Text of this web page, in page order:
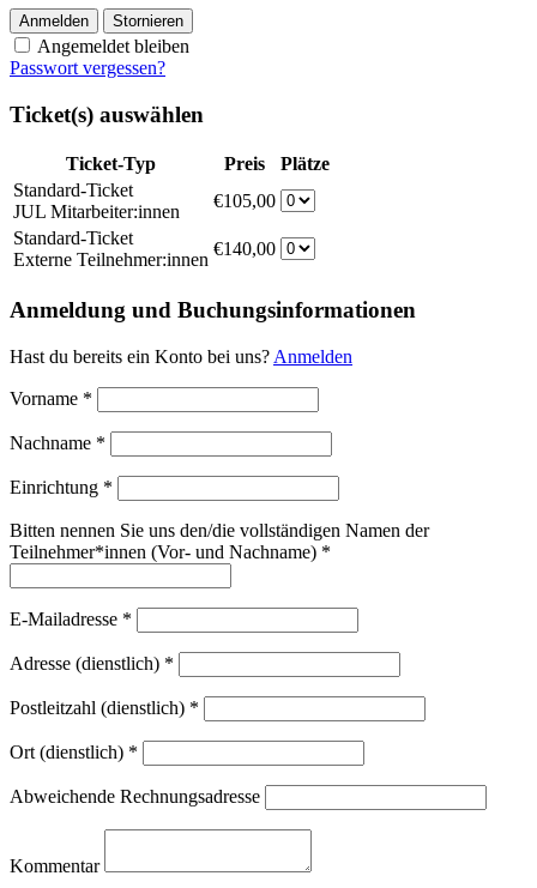
Anmelden Stornieren
Angemeldet bleiben
Passwort vergessen?
Ticket(s) auswählen
Ticket-Typ Preis
Plätze
Standard-Ticket
JUL Mitarbeiter:innen
€105,00
Standard-Ticket
Externe Teilnehmer:innen
€140,00
Anmeldung und Buchungsinformationen
Hast du bereits ein Konto bei uns? Anmelden
Vorname *
Nachname *
Einrichtung *
Bitten nennen Sie uns den/die vollständigen Namen der
Teilnehmer*innen (Vor- und Nachname) *
E-Mailadresse *
Adresse (dienstlich) *
Postleitzahl (dienstlich) *
Ort (dienstlich) *
Abweichende Rechnungsadresse
Kommentar